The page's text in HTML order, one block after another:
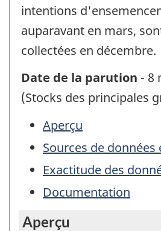
intentions
auparavant en mars,
collectées en décembre.
Date de la parution - 8
(Stocks des principales
Aperçu
Sources de
Exactitude des
Documentation
Aperçu